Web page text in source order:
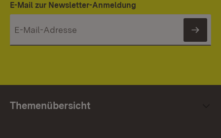
E-Mail zur Newsletter-Anmeldung
Themenübersicht